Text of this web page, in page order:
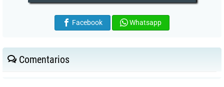
Facebook Whatsapp
Comentarios